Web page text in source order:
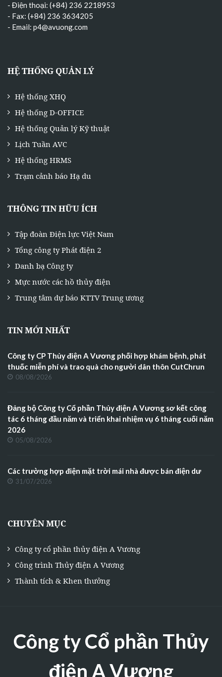
- Điện thoại: (+84) 236 2218953
- Fax: (+84) 236 3634205
- Email: p4@avuong.com
HỆ THỐNG QUẢN LÝ
Hệ thống XHQ
Hệ thống D-OFFICE
Hệ thống Quản lý Kỹ thuật
Lịch Tuần AVC
Hệ thống HRMS
Trạm cảnh báo Hạ du
THÔNG TIN HỮU ÍCH
Tập đoàn Điện lực Việt Nam
Tổng công ty Phát điện 2
Danh bạ Công ty
Mực nước các hồ thủy điện
Trung tâm dự báo KTTV Trung ương
TIN MỚI NHẤT
Công ty CP Thủy điện A Vương phối hợp khám bệnh, phát
thuốc miễn phí và trao quà cho người dân thôn CutChrun
08/08/2026
Đảng bộ Công ty Cổ phần Thủy điện A Vương sơ kết công
tác 6 tháng đầu năm và triển khai nhiệm vụ 6 tháng cuối năm
2026
05/08/2026
Các trường hợp điện mặt trời mái nhà được bán điện dư
31/07/2026
CHUYÊN MỤC
Công ty cổ phần thủy điện A Vương
Công trình Thủy điện A Vương
Thành tích & Khen thưởng
Công ty Cổ phần Thủy
điện A Vương